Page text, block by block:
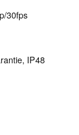
​30fps
IP48